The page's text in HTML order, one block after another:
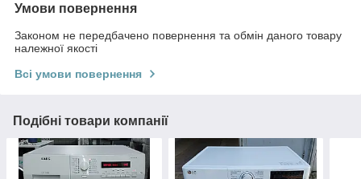
Умови повернення
Законом не передбачено повернення та обмін даного товару
належної якості
Всі умови повернення
Подібні товари компанії